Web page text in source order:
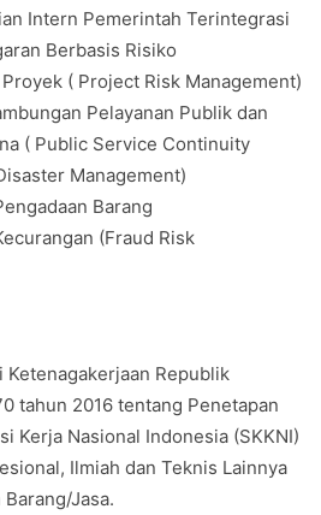
Intern Pemerintah Terintegrasi
Berbasis Risiko
( Project Risk Management)
Pelayanan Publik dan
( Public Service Continuity
Management)
Barang
(Fraud Risk
Ketenagakerjaan Republik
tahun 2016 tentang Penetapan
Kerja Nasional Indonesia (SKKNI)
Ilmiah dan Teknis Lainnya
Jasa.